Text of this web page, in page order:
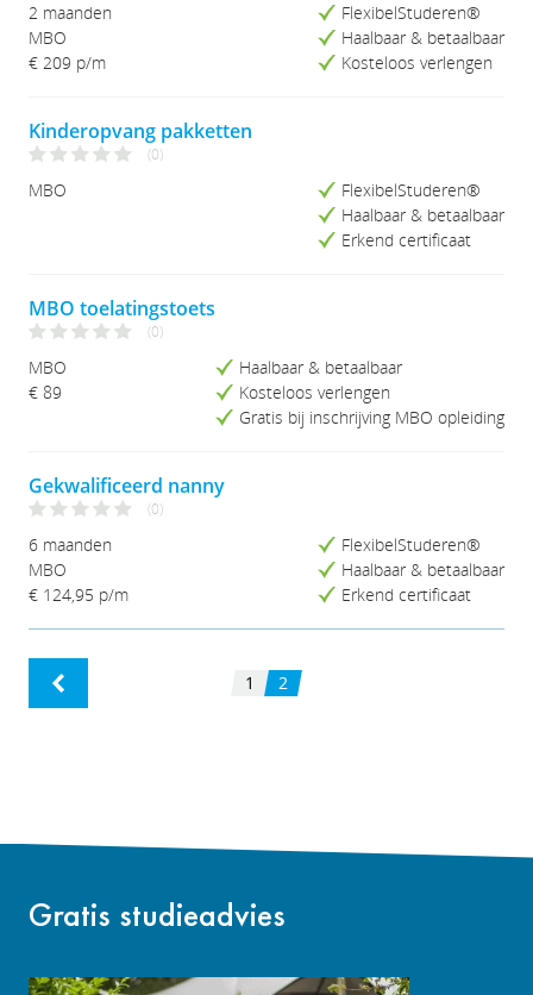
2 maanden
MBO
€ 209 p/m
FlexibelStuderen®
Haalbaar & betaalbaar
Kosteloos verlengen
Kinderopvang pakketten
(0)
MBO
FlexibelStuderen®
Haalbaar & betaalbaar
Erkend certificaat
MBO toelatingstoets
(0)
MBO
€ 89
Haalbaar & betaalbaar
Kosteloos verlengen
Gratis bij inschrijving MBO opleiding
Gekwalificeerd nanny
(0)
6 maanden
MBO
€ 124,95 p/m
FlexibelStuderen®
Haalbaar & betaalbaar
Erkend certificaat
1 2
Gratis studieadvies